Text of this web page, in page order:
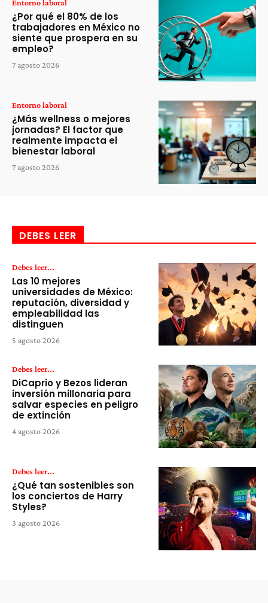
Entorno laboral
¿Por qué el 80% de los
trabajadores en México no
siente que prospera en su
empleo?
7 agosto 2026
Entorno laboral
¿Más wellness o mejores
jornadas? El factor que
realmente impacta el
bienestar laboral
7 agosto 2026
DEBES LEER
Debes leer...
Las 10 mejores
universidades de México:
reputación, diversidad y
empleabilidad las
distinguen
5 agosto 2026
Debes leer...
DiCaprio y Bezos lideran
inversión millonaria para
salvar especies en peligro
de extinción
4 agosto 2026
Debes leer...
¿Qué tan sostenibles son
los conciertos de Harry
Styles?
3 agosto 2026